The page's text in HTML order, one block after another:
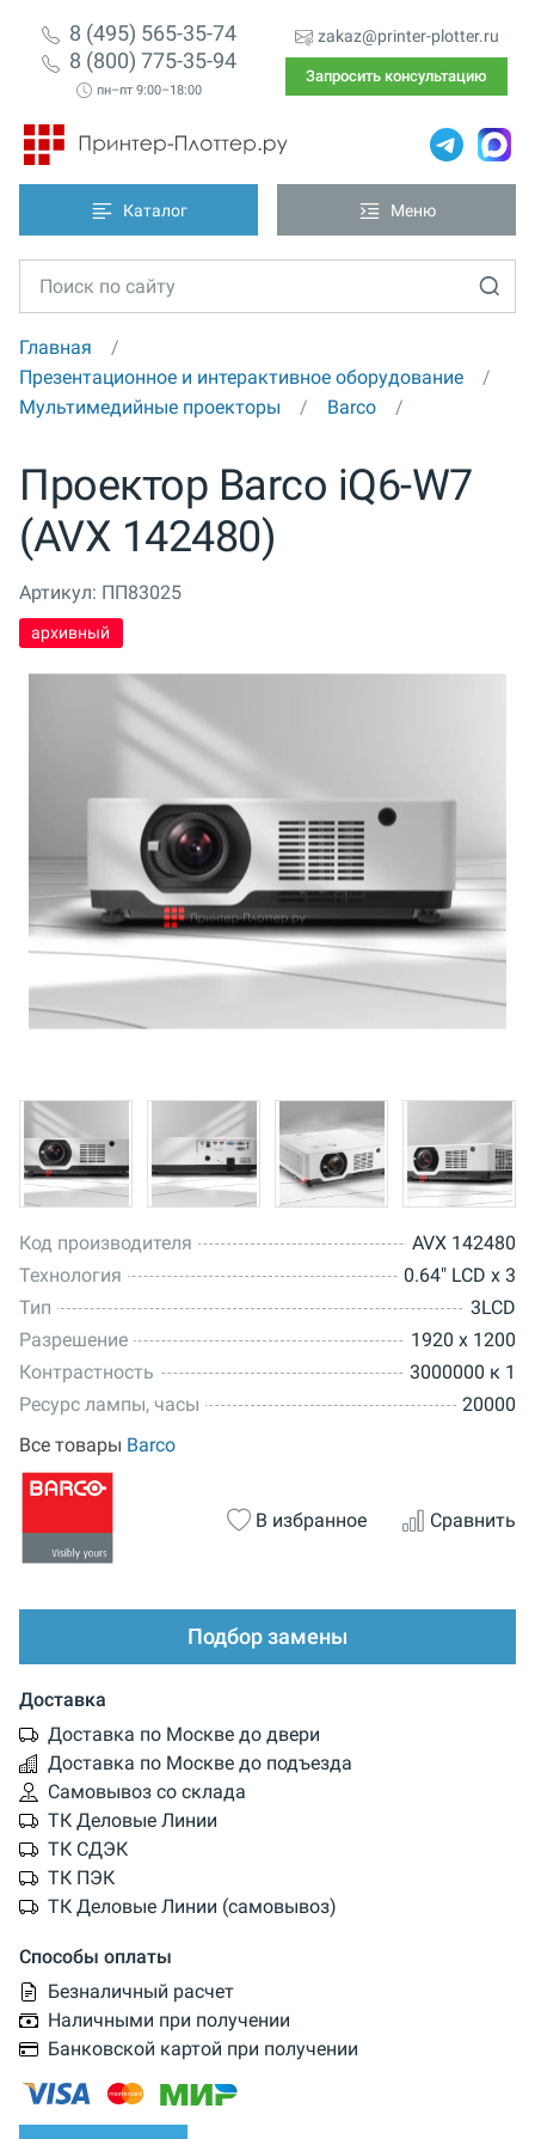
8 (495) 565-35-74
8 (800) 775-35-94
пн–пт 9:00–18:00
zakaz@printer-plotter.ru
Запросить консультацию
Каталог Меню
Главная
Презентационное и интерактивное оборудование
Мультимедийные проекторы
Barco
Проектор Barco iQ6-W7
(AVX 142480)
Артикул: ПП83025
архивный
Код производителя
AVX 142480
Технология
0.64" LCD x 3
Тип
3LCD
Разрешение
1920 x 1200
Контрастность
3000000 к 1
Ресурс лампы, часы
20000
Все товары Barco
В избранное Сравнить
Подбор замены
Доставка
Доставка по Москве до двери
Доставка по Москве до подъезда
Самовывоз со склада
ТК Деловые Линии
ТК СДЭК
ТК ПЭК
ТК Деловые Линии (самовывоз)
Способы оплаты
Безналичный расчет
Наличными при получении
Банковской картой при получении